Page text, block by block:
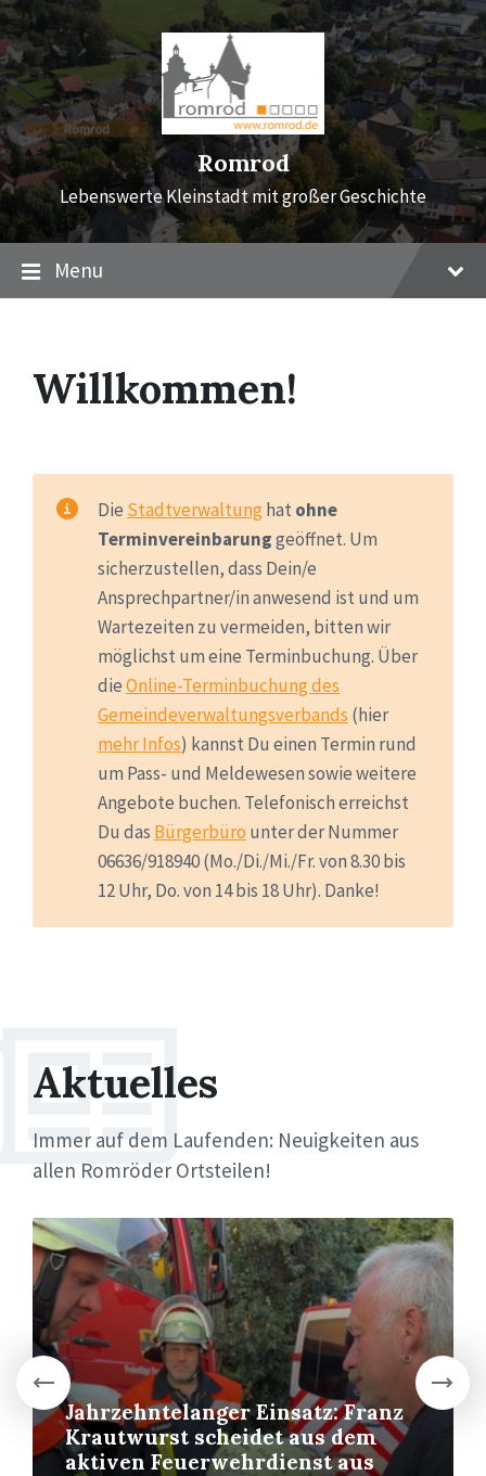
Skip
to
content
Skip
to
main
navigation
Skip
to
footer
Romrod
Lebenswerte Kleinstadt mit großer Geschichte
Menu
Willkommen!
Die Stadtverwaltung hat ohne
Terminvereinbarunggeöffnet. Um
sicherzustellen, dass Dein/e
Ansprechpartner/in anwesend ist und um
Wartezeiten zu vermeiden, bitten wir
möglichst um eine Terminbuchung. Über
dieOnline-Terminbuchung des
Gemeindeverwaltungsverbands (hier
mehr Infos) kannst Du einen Termin rund
um Pass- und Meldewesen sowie weitere
Angebote buchen. Telefonisch erreichst
Du das Bürgerbüro unter der Nummer
06636/918940 (Mo./Di./Mi./Fr. von 8.30 bis
12 Uhr, Do. von 14 bis 18 Uhr). Danke!
Aktuelles
Immer auf dem Laufenden: Neuigkeiten aus
allen Romröder Ortsteilen!
Jahrzehntelanger Einsatz: Franz
Krautwurst scheidet aus dem
aktiven Feuerwehrdienst aus
More